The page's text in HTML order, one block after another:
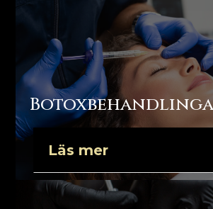
Läs mer